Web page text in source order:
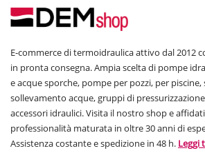
E-commerce di termoidraulica attivo dal 2012
in pronta consegna. Ampia scelta di pompe
e acque sporche, pompe per pozzi, per piscine,
sollevamento acque, gruppi di
accessori idraulici. Visita il nostro shop e
professionalità maturata in oltre 30 anni di
Assistenza costante e spedizione in 48 h. Leggi